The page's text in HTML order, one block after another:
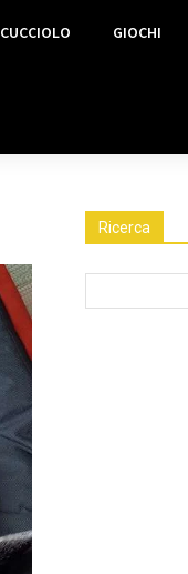
CUCCIOLO GIOCHI
Ricerca